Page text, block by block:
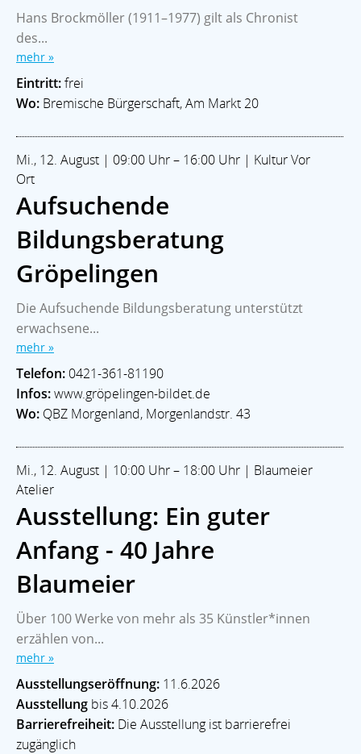
Hans Brockmöller (1911–1977) gilt als Chronist
des...
mehr »
Eintritt:frei
Wo: Bremische Bürgerschaft, Am Markt 20
Mi., 12. August | 09:00 Uhr – 16:00 Uhr | Kultur Vor
Ort
Aufsuchende
Bildungsberatung
Gröpelingen
Die Aufsuchende Bildungsberatung unterstützt
erwachsene...
mehr »
Telefon: 0421-361-81190
Infos:www.gröpelingen-bildet.de
Wo: QBZ Morgenland, Morgenlandstr. 43
Mi., 12. August | 10:00 Uhr – 18:00 Uhr | Blaumeier
Atelier
Ausstellung: Ein guter
Anfang - 40 Jahre
Blaumeier
Über 100 Werke von mehr als 35 Künstler*innen
erzählen von...
mehr »
Ausstellungseröffnung: 11.6.2026
Ausstellung bis 4.10.2026
Barrierefreiheit: Die Ausstellung ist barrierefrei
zugänglich